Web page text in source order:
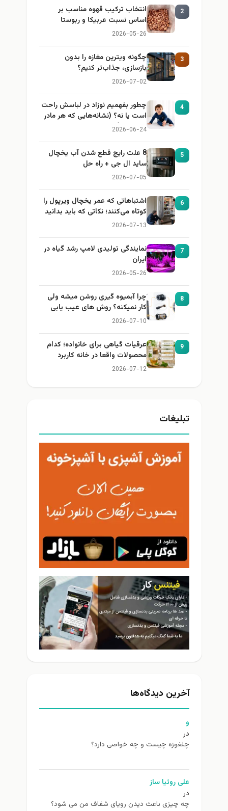
2
انتخاب ترکیب قهوه مناسب بر
اساس نسبت عربیکا و ربوستا
2026-05-26
3
چگونه ویترین مغازه را بدون
بازسازی، جذاب‌تر کنیم؟
2026-07-02
4
چطور بفهمیم نوزاد در لباسش راحت
است یا نه؟ (نشانه‌هایی که هر مادر
باید بداند)
2026-06-24
5
8 علت رایج قطع شدن آب یخچال
ساید ال جی + راه حل
2026-07-05
6
اشتباهاتی که عمر یخچال ویرپول را
کوتاه می‌کنند؛ نکاتی که باید بدانید
2026-07-13
7
نمایندگی تولیدی لامپ رشد گیاه در
ایران
2026-05-26
8
چرا آبمیوه گیری روشن میشه ولی
کار نمیکنه؟ روش های عیب یابی
2026-07-10
9
عرقیات گیاهی برای خانواده؛ کدام
محصولات واقعا در خانه کاربرد
دارند؟
2026-07-12
تبلیغات
آخرین دیدگاه‌ها
و
در
چلغوزه چیست و چه خواصی دارد؟
علی روئیا ساز
در
چه چیزی باعث دیدن رویای شفاف من می شود؟